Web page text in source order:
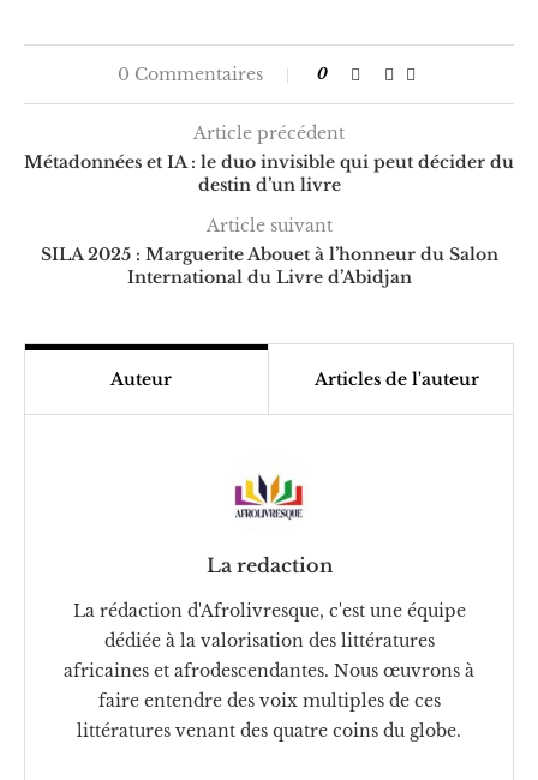
0 Commentaires 0
Article précédent
Métadonnées et IA : le duo invisible qui peut décider du
destin d’un livre
Article suivant
SILA 2025 : Marguerite Abouet à l’honneur du Salon
International du Livre d’Abidjan
Auteur Articles de l'auteur
La redaction
La rédaction d'Afrolivresque, c'est une équipe
dédiée à la valorisation des littératures
africaines et afrodescendantes. Nous œuvrons à
faire entendre des voix multiples de ces
littératures venant des quatre coins du globe.